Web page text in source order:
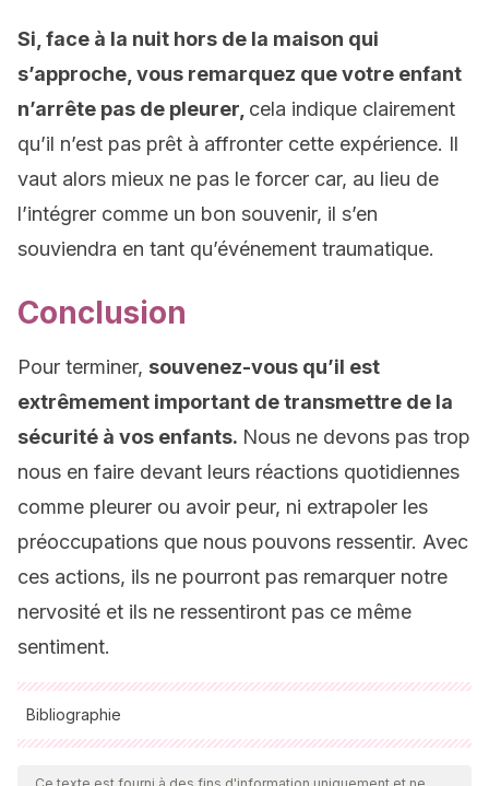
Si, face à la nuit hors de la maison qui
s’approche, vous remarquez que votre enfant
n’arrête pas de pleurer, cela indique clairement
qu’il n’est pas prêt à affronter cette expérience. Il
vaut alors mieux ne pas le forcer car, au lieu de
l’intégrer comme un bon souvenir, il s’en
souviendra en tant qu’événement traumatique.
Conclusion
Pour terminer, souvenez-vous qu’il est
extrêmement important de transmettre de la
sécurité à vos enfants. Nous ne devons pas trop
nous en faire devant leurs réactions quotidiennes
comme pleurer ou avoir peur, ni extrapoler les
préoccupations que nous pouvons ressentir. Avec
ces actions, ils ne pourront pas remarquer notre
nervosité et ils ne ressentiront pas ce même
sentiment.
Bibliographie
Toutes les sources citées ont été examinées en profondeur
par notre équipe pour garantir leur qualité, leur fiabilité, leur